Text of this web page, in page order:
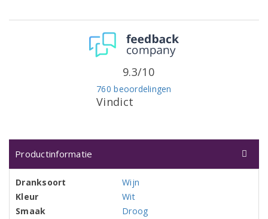
Vindict
760 beoordelingen
9.3/10
Productinformatie
Dranksoort
Wijn
Kleur
Wit
Smaak
Droog